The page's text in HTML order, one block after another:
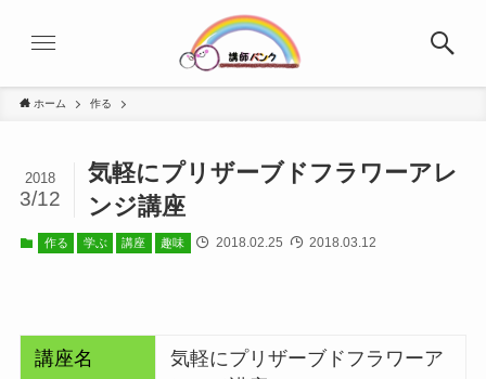
ホーム 作る
気軽にプリザーブドフラワーアレ
ンジ講座
2018
3/12
作る 学ぶ 講座 趣味 2018.02.25 2018.03.12
講座名
気軽にプリザーブドフラワーア